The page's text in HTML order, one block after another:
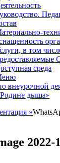
в том
среда
внеурочной
дыша»
»
2022-